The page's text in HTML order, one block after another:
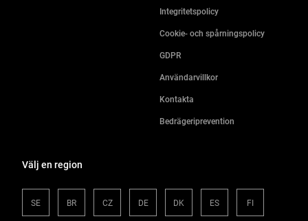
Integritetspolicy
Cookie- och spårningspolicy
GDPR
Användarvillkor
Kontakta
Bedrägeriprevention
Välj en region
SE BR CZ DE DK ES FI